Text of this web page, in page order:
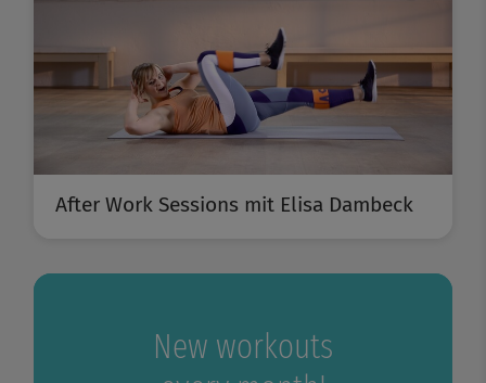
After Work Sessions mit Elisa Dambeck
New workouts